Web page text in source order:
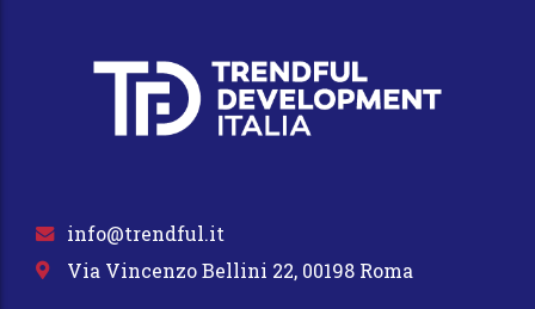
info@trendful.it
Via Vincenzo Bellini 22, 00198 Roma